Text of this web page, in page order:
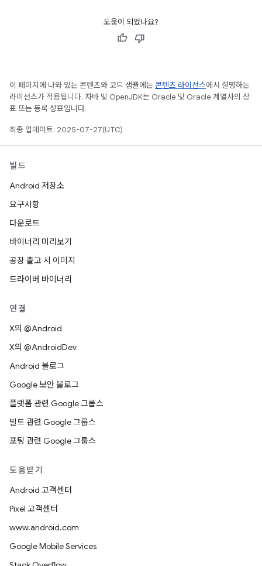
도움이 되었나요?
이 페이지에 나와 있는 콘텐츠와 코드 샘플에는 콘텐츠 라이선스에서 설명하는
라이선스가 적용됩니다. 자바 및 OpenJDK는 Oracle 및 Oracle 계열사의 상
표 또는 등록 상표입니다.
최종 업데이트: 2025-07-27(UTC)
빌드
Android 저장소
요구사항
다운로드
바이너리 미리보기
공장 출고 시 이미지
드라이버 바이너리
연결
X의 @Android
X의 @AndroidDev
Android 블로그
Google 보안 블로그
플랫폼 관련 Google 그룹스
빌드 관련 Google 그룹스
포팅 관련 Google 그룹스
도움받기
Android 고객센터
Pixel 고객센터
www.android.com
Google Mobile Services